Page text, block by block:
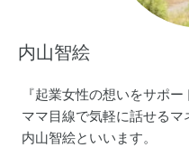
内山智絵
『起業女性の想いをサポー
ママ目線で気軽に話せるマ
内山智絵といいます。